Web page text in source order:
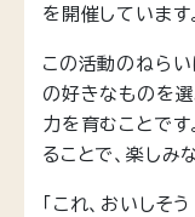
を開催しています
この活動のねらい
の好きなものを選
力を育むことです
ることで、楽しみ
「これ、おいしそ